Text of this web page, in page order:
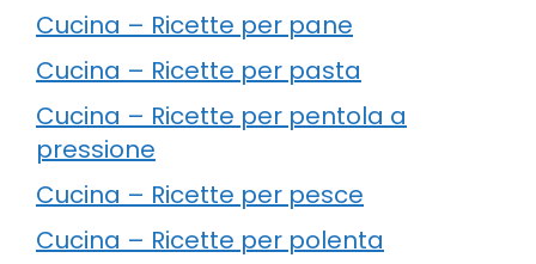
Cucina – Ricette per pane
Cucina – Ricette per pasta
Cucina – Ricette per pentola a
pressione
Cucina – Ricette per pesce
Cucina – Ricette per polenta